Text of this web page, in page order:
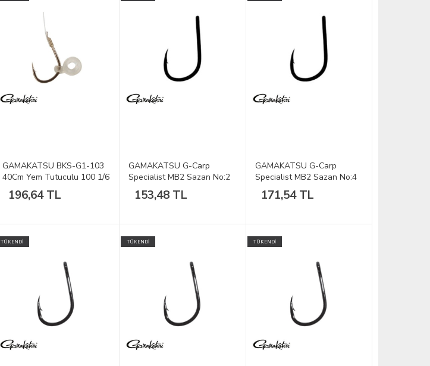
GAMAKATSU BKS-G1-103
40Cm Yem Tutuculu 100 1/6
196,64 TL
GAMAKATSU G-Carp
Specialist MB2 Sazan No:2
1/10
153,48 TL
GAMAKATSU G-Carp
Specialist MB2 Sazan No:4
1/10
171,54 TL
TÜKENDİ TÜKENDİ TÜKENDİ